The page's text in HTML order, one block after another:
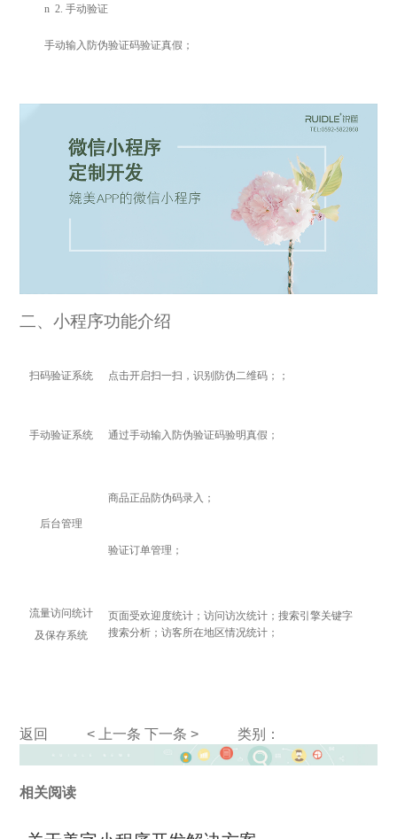
n 2.手动验证
手动输入防伪验证码验证真假；
二、小程序功能介绍
扫码验证系统 点击开启扫一扫，识别防伪二维码；；
手动验证系统 通过手动输入防伪验证码验明真假；
后台管理
商品正品防伪码录入；
验证订单管理；
流量访问统计
及保存系统
页面受欢迎度统计；访问访次统计；搜索引擎关键字
搜索分析；访客所在地区情况统计；
返回 < 上一条 下一条 > 类别：
相关阅读